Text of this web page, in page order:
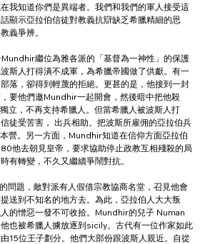
我知道你們是異端者。我們和我們的軍人接受這
顯示亞拉伯信徒對教義抗辯缺乏希臘精細的思
義爭辨。
繼位為雅各派的「基督為一神性」的保護
斯人打得潰不成軍，為希臘帝國做了供獻。有一
落，卻得到輕蔑的拒絕。更甚的是，他接到一封
要他們邀Mundhir一起開會，然後暗中把他殺
立，不再支持希臘人。但當希臘人被波斯人打
徒受苦害， 出兵相助。把波斯所雇佣的亞拉伯兵
營。另一方面，Mundhir知道在信仰方面亞拉伯
他去朝見皇帝，要求協助停止政教互相殘殺的局
有轉變，不久又繼續爭鬧對抗。
問題，敵對派有人假借宗教協商名堂，召見他會
送到不知名的地方去。為此，亞拉伯人大大叛
的憎惡一發不可收拾。Mundhir的兒子 Numan
也被希臘人擄放逐到sicily。古代有一位作家如此
15位王子劃分。他們大部份跟波斯人親近。自從